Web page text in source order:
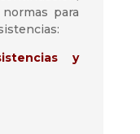
para
y